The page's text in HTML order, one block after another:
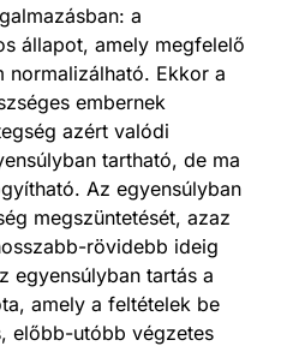
a
állapot, amely megfelelő
normalizálható. Ekkor a
embernek
azért valódi
tartható, de ma
Az egyensúlyban
megszüntetését, azaz
rövidebb ideig
egyensúlyban tartás a
amely a feltételek be
előbb-utóbb végzetes